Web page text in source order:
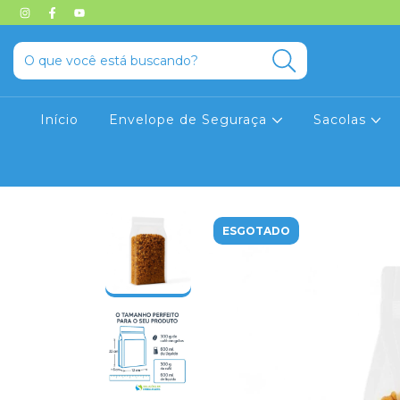
Início Envelope de Seguraça Sacolas
ESGOTADO